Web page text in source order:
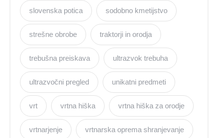
slovenska potica sodobno kmetijstvo
strešne obrobe traktorji in orodja
trebušna preiskava ultrazvok trebuha
ultrazvočni pregled unikatni predmeti
vrt vrtna hiška vrtna hiška za orodje
vrtnarjenje vrtnarska oprema shranjevanje